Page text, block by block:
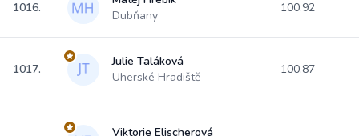
1016.
Dubňany
100.92
1017.
Julie Taláková
Uherské Hradiště
100.87
Viktorie Elischerová